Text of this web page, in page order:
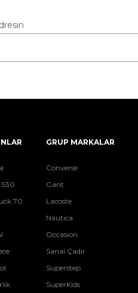
530
70
GRUP MARKALAR
Converse
Gant
Lacoste
Nautica
Occasion
Sanal Çadır
Superstep
SuperKids